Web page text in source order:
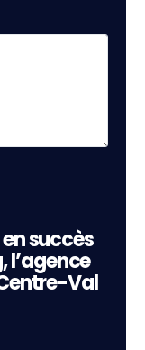
succès
l’agence
Val